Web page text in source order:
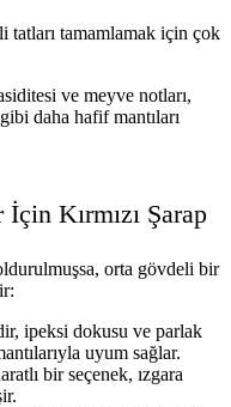
tatları tamamlamak için çok
ve meyve notları,
daha hafif mantıları
Kırmızı Şarap
orta gövdeli bir
ipeksi dokusu ve parlak
uyum sağlar.
bir seçenek, ızgara